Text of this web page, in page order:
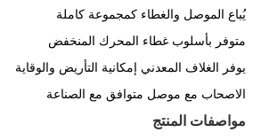
يُباع الموصل والغطاء كمجموعة كاملة
متوفر بأسلوب غطاء المحرك المنخفض
يوفر الغلاف المعدني إمكانية التأريض والوقاية
الاصحاب مع موصل متوافق مع الصناعة
مواصفات المنتج